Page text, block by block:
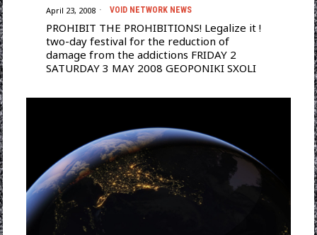
April 23, 2008 VOID NETWORK NEWS
PROHIBIT THE PROHIBITIONS! Legalize it !
two-day festival for the reduction of
damage from the addictions FRIDAY 2
SATURDAY 3 MAY 2008 GEOPONIKI SXOLI